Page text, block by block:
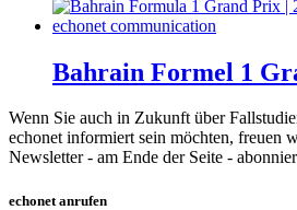
Bahrain Formel 1
Wenn Sie auch in Zukunft über
echonet informiert sein möchten, freuen
Newsletter - am Ende der Seite -
echonet anrufen